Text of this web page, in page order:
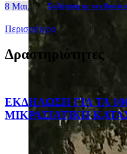
8 Μαι, 26 Συζήτηση με τον
Περισσότερα
Δραστηριότητες
ΕΚΔΗΛΩΣΗ ΓΙΑ ΤΑ
ΜΙΚΡΑΣΙΑΤΙΚΗ